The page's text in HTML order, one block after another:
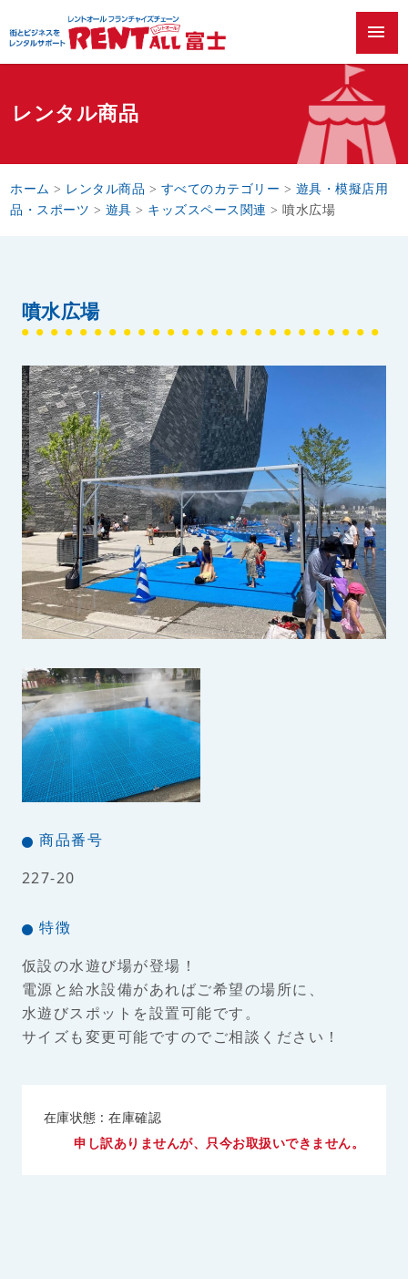
menu
レンタル商品
ホーム > レンタル商品 > すべてのカテゴリー > 遊具・模擬店用
品・スポーツ > 遊具 > キッズスペース関連 >噴水広場
噴水広場
商品番号
227-20
特徴
仮設の水遊び場が登場！
電源と給水設備があればご希望の場所に、
水遊びスポットを設置可能です。
サイズも変更可能ですのでご相談ください！
在庫状態 : 在庫確認
申し訳ありませんが、只今お取扱いできません。